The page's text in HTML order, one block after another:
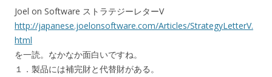
Joel on Software ストラテジーレターV
http://japanese.joelonsoftware.com/Articles/StrategyLetterV.
html
を一読。なかなか面白いですね。
１．製品には補完財と代替財がある。